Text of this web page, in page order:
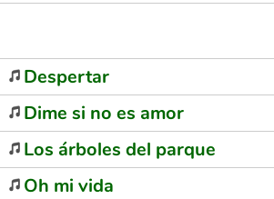
Despertar
Dime si no es amor
Los árboles del parque
Oh mi vida